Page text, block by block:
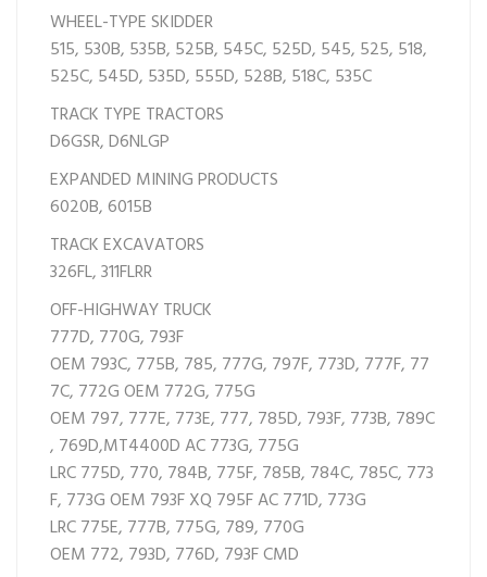
WHEEL-TYPE SKIDDER
515, 530B, 535B, 525B, 545C, 525D, 545, 525, 518,
525C, 545D, 535D, 555D, 528B, 518C, 535C
TRACK TYPE TRACTORS
D6GSR,D6NLGP
EXPANDED MINING PRODUCTS
6020B,6015B
TRACK EXCAVATORS
326FL,311FLRR
OFF-HIGHWAY TRUCK
777D, 770G, 793F
OEM 793C, 775B, 785, 777G, 797F, 773D, 777F, 77
7C, 772G OEM 772G, 775G
OEM 797, 777E, 773E, 777, 785D, 793F, 773B, 789C
, 769D,MT4400D AC773G, 775G
LRC775D, 770, 784B, 775F, 785B, 784C, 785C, 773
F, 773G OEM 793F XQ 795F AC771D, 773G
LRC775E, 777B, 775G, 789, 770G
OEM 772, 793D, 776D, 793F CMD